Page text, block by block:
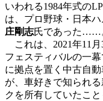
いわれる1984年式の
は、プロ野球・日本
庄剛志氏であった……
これは、2021年11
フェスティバルの一
に拠点を置く中古自
が、車好きで知られ
クを所有していたこ